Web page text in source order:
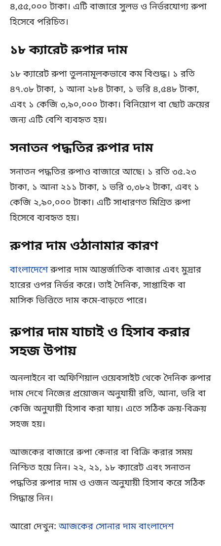
৪,৫৫,০০০ টাকা। এটি বাজারে সুলভ ও নির্ভরযোগ্য রুপা
হিসেবে পরিচিত।
১৮ ক্যারেট রুপার দাম
১৮ ক্যারেট রুপা তুলনামূলকভাবে কম বিশুদ্ধ। ১ রতি
৪৭.৩৮ টাকা, ১ আনা ২৮৪ টাকা, ১ ভরি ৪,৫৪৮ টাকা,
এবং ১ কেজি ৩,৯০,০০০ টাকা। বিনিয়োগ বা ছোট ক্রয়ের
জন্য এটি বেশি ব্যবহৃত হয়।
সনাতন পদ্ধতির রুপার দাম
সনাতন পদ্ধতির রুপাও বাজারে আছে। ১ রতি ৩৫.২৩
টাকা, ১ আনা ২১১ টাকা, ১ ভরি ৩,৩৮২ টাকা, এবং ১
কেজি ২,৯০,০০০ টাকা। এটি সাধারণত মিশ্রিত রুপা
হিসেবে ব্যবহৃত হয়।
রুপার দাম ওঠানামার কারণ
বাংলাদেশেরুপার দাম আন্তর্জাতিক বাজার এবং মুদ্রার
হারের ওপর নির্ভর করে। তাই দৈনিক, সাপ্তাহিক বা
মাসিক ভিত্তিতে দাম কমে-বাড়তে পারে।
রুপার দাম যাচাই ও হিসাব করার
সহজ উপায়
অনলাইনে বা অফিশিয়াল ওয়েবসাইট থেকে দৈনিক রুপার
দাম দেখে নিজের প্রয়োজন অনুযায়ী রতি, আনা, ভরি বা
কেজি অনুযায়ী হিসাব করা যায়। এতে সঠিক ক্রয়-বিক্রয়
সহজ হয়।
আজকের বাজারে রুপা কেনার বা বিক্রি করার সময়
নিশ্চিত হয়ে নিন। ২২, ২১, ১৮ ক্যারেট এবং সনাতন
পদ্ধতির রুপার দাম ও ওজন অনুযায়ী হিসাব করে সঠিক
সিদ্ধান্ত নিন।
আরো দেখুন:আজকের সোনার দাম বাংলাদেশ